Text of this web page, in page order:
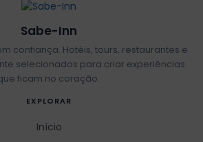
Sabe-Inn
confiança. Hotéis, tours, restaurantes e
selecionados para criar experiências
ficam no coração.
EXPLORAR
Início